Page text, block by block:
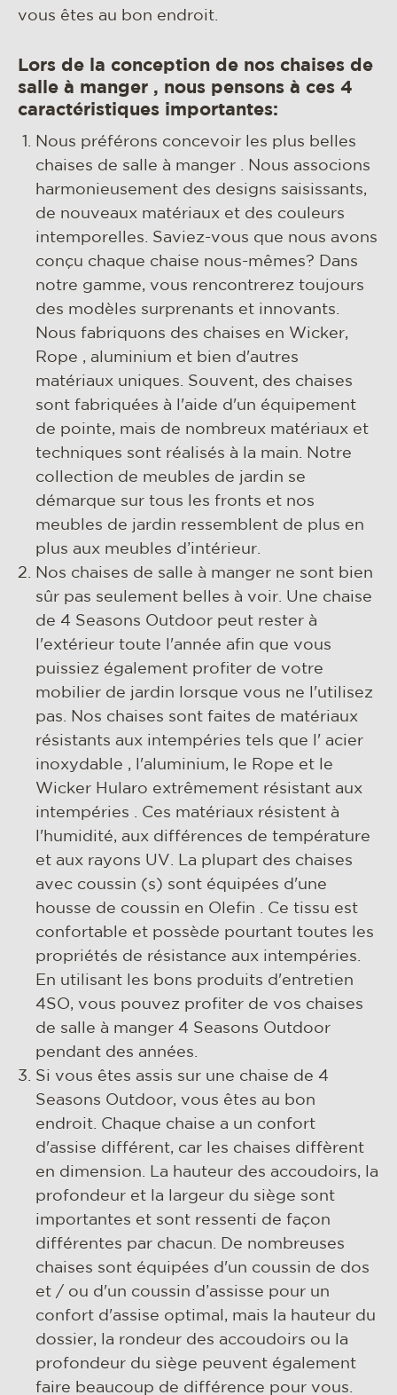
vous êtes au bon endroit.
Lors de la conception de nos chaises de
salle à manger , nous pensons à ces 4
caractéristiques importantes:
Nous préférons concevoir les plus belles
chaises de salle à manger . Nous associons
harmonieusement des designs saisissants,
de nouveaux matériaux et des couleurs
intemporelles. Saviez-vous que nous avons
conçu chaque chaise nous-mêmes? Dans
notre gamme, vous rencontrerez toujours
des modèles surprenants et innovants.
Nous fabriquons des chaises en Wicker,
Rope , aluminium et bien d'autres
matériaux uniques. Souvent, des chaises
sont fabriquées à l'aide d'un équipement
de pointe, mais de nombreux matériaux et
techniques sont réalisés à la main. Notre
collection de meubles de jardin se
démarque sur tous les fronts et nos
meubles de jardin ressemblent de plus en
plus aux meubles d’intérieur.
Nos chaises de salle à manger ne sont bien
sûr pas seulement belles à voir. Une chaise
de 4 Seasons Outdoor peut rester à
l'extérieur toute l'année afin que vous
puissiez également profiter de votre
mobilier de jardin lorsque vous ne l'utilisez
pas. Nos chaises sont faites de matériaux
résistants aux intempéries tels que l' acier
inoxydable , l'aluminium, le Rope et le
Wicker Hularo extrêmement résistant aux
intempéries . Ces matériaux résistent à
l'humidité, aux différences de température
et aux rayons UV. La plupart des chaises
avec coussin (s) sont équipées d'une
housse de coussin en Olefin . Ce tissu est
confortable et possède pourtant toutes les
propriétés de résistance aux intempéries.
En utilisant les bons produits d'entretien
4SO, vous pouvez profiter de vos chaises
de salle à manger 4 Seasons Outdoor
pendant des années.
Si vous êtes assis sur une chaise de 4
Seasons Outdoor, vous êtes au bon
endroit. Chaque chaise a un confort
d'assise différent, car les chaises diffèrent
en dimension. La hauteur des accoudoirs, la
profondeur et la largeur du siège sont
importantes et sont ressenti de façon
différentes par chacun. De nombreuses
chaises sont équipées d'un coussin de dos
et / ou d'un coussin d’assisse pour un
confort d'assise optimal, mais la hauteur du
dossier, la rondeur des accoudoirs ou la
profondeur du siège peuvent également
faire beaucoup de différence pour vous.